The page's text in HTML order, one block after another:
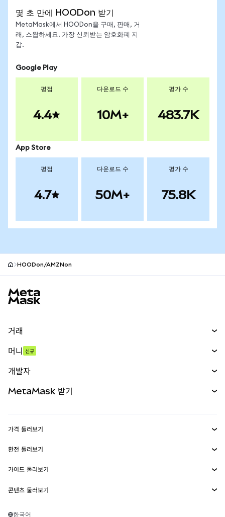
몇 초 만에 HOODon 받기
MetaMask에서 HOODon을 구매, 판매, 거
래, 스왑하세요. 가장 신뢰받는 암호화폐 지
갑.
Google Play
평점
4.4
다운로드 수
10M+
평가 수
483.7K
App Store
평점
4.7
다운로드 수
50M+
평가 수
75.8K
HOODon/AMZNon
거래
무기한 선물
실물자산
머니 신규
개발자
MetaMask Connect
Snaps
웹3 서비스
MetaMask 받기
보안
고객 지원
채용
가격 둘러보기
이더리움 가격
솔라나 가격
테더 가격
환전 둘러보기
ETH를 USD로 환전
USDT를 INR로 환전
가이드 둘러보기
ETH 매수
콘텐츠 둘러보기
솔라나 지갑
한국어